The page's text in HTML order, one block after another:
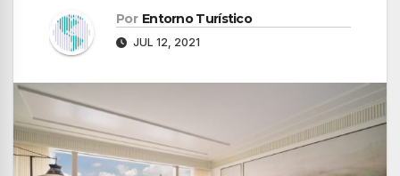
Por Entorno Turístico
JUL 12, 2021